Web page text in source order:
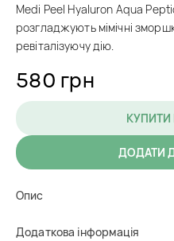
Medi Peel Hyaluron Aqua
розгладжують мімічні
ревіталізуючу дію.
580 грн
КУПИТИ
ДОДАТИ
Опис
Додаткова інформація